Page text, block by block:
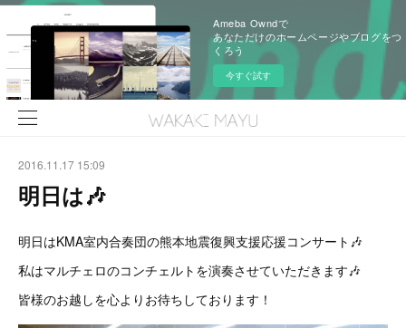
Ameba Owndで
あなただけのホームページやブログをつ
くろう
今すぐ試す
2016.11.17 15:09
明日は🎶
明日はKMA室内合奏団の熊本地震復興支援応援コンサート🎶
私はマルチェロのコンチェルトを演奏させていただきます🎶
皆様のお越しを心よりお待ちしております！